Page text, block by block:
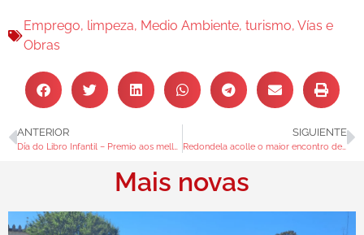
Emprego, limpeza, Medio Ambiente, turismo, Vías e
Obras
ANTERIOR SIGUIENTE
Redondela acolle o maior encontro de Esgrima Antiga de Galicia e Portugal
Mais novas